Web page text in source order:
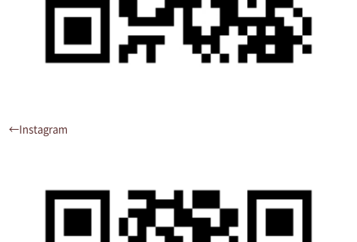
←Instagram